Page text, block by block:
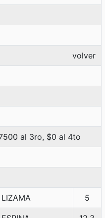
volver
al 3ro, $0 al 4to
LIZAMA 5